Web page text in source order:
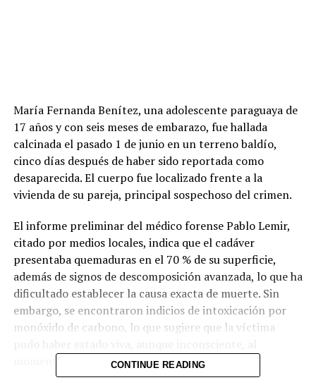
María Fernanda Benítez, una adolescente paraguaya de
17 años y con seis meses de embarazo, fue hallada
calcinada el pasado 1 de junio en un terreno baldío,
cinco días después de haber sido reportada como
desaparecida. El cuerpo fue localizado frente a la
vivienda de su pareja, principal sospechoso del crimen.
El informe preliminar del médico forense Pablo Lemir,
citado por medios locales, indica que el cadáver
presentaba quemaduras en el 70 % de su superficie,
además de signos de descomposición avanzada, lo que ha
dificultado establecer la causa exacta de muerte. Sin
embargo, se encontraron indicios de intoxicación por
monóxido de carbono, lo que sugiere que la víctima
momento de ser quemada.CONTINUE READING